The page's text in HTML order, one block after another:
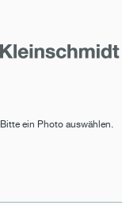
Bitte ein Photo auswählen.